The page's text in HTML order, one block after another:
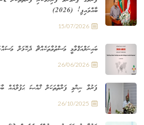
ބާއްވައިފި! (2026)
15/07/2026
ބައިނަލްއަޤްވާމީ މަސްތުވާތަކެއްޗާ ދެކޮޅަށް
26/06/2026
ފަރުވާ ނިންމި ފަރާތްތަކަށް ޚާއްޞަ ޙަފުލާއެއް
26/10/2025